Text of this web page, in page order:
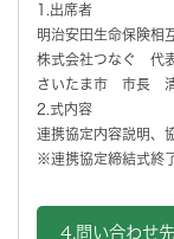
1.出席者
明治安田生命保険
株式会社つなぐ
さいたま市 市長
2.式内容
連携協定内容説明、
※連携協定締結式終
4.問い合わせ先